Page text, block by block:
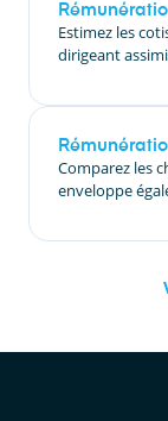
Estimez les
dirigeant
Comparez les
enveloppe